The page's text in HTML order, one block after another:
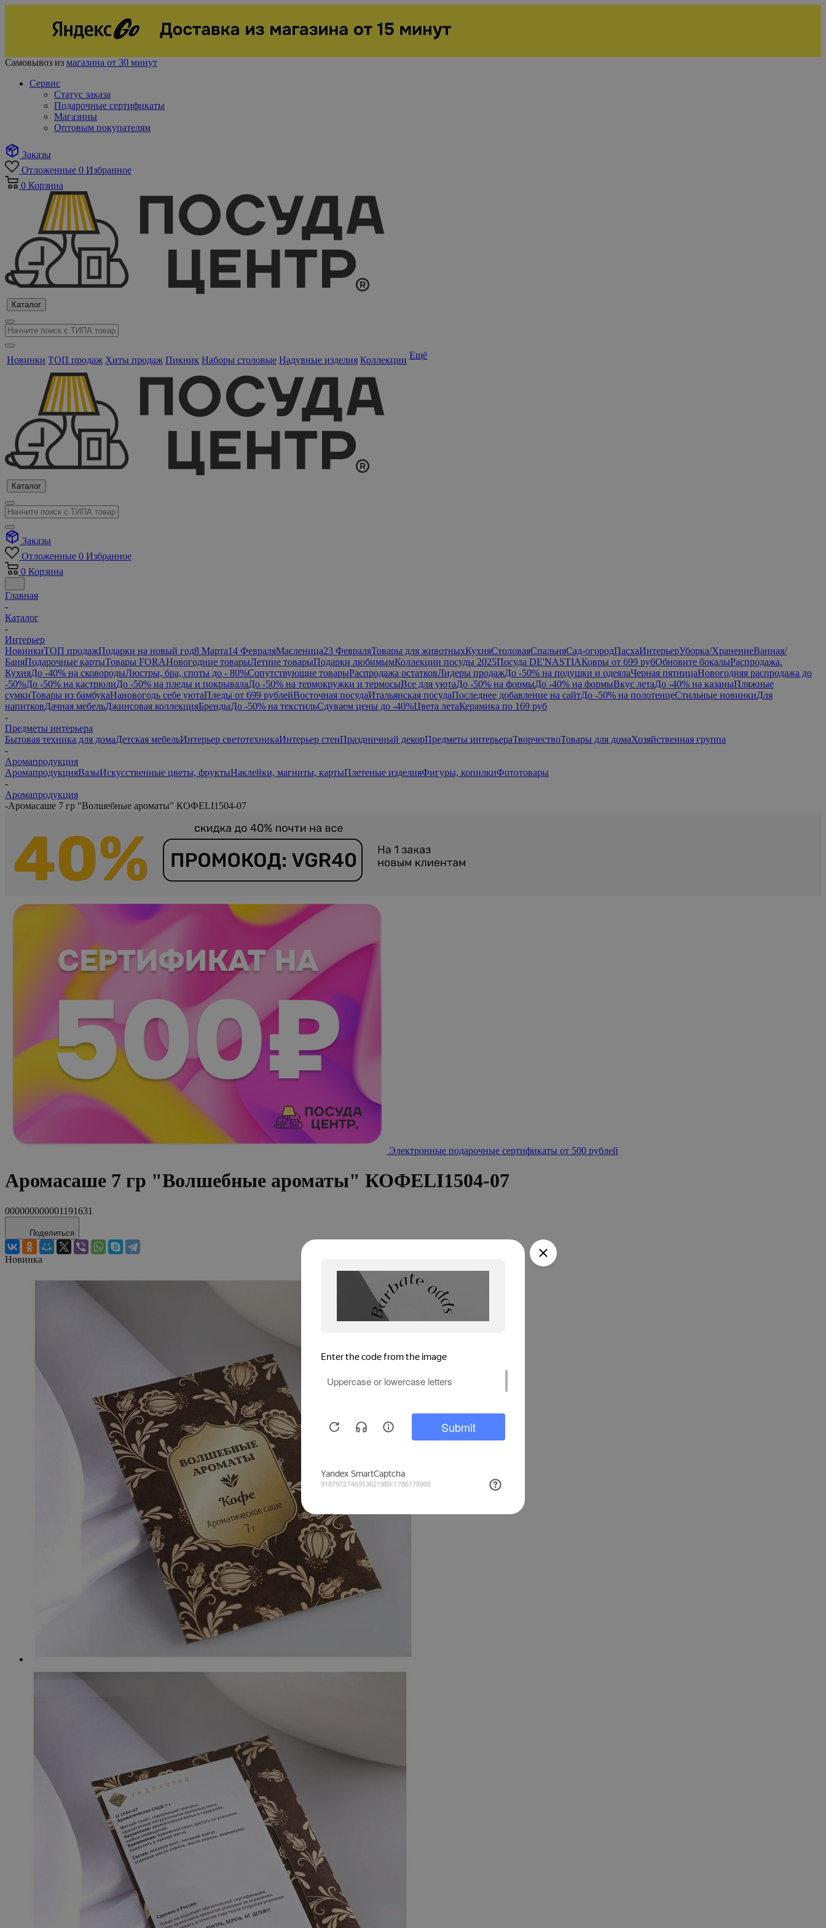
Самовывоз из магазина от 30 минут
Сервис
Статус заказа
Подарочные сертификаты
Магазины
Оптовым покупателям
Заказы
Отложенные 0 Избранное
0 Корзина
Каталог
Новинки ТОП продаж Хиты продаж Пикник Наборы столовые Надувные изделия Коллекции Ещё
Каталог
Заказы
Отложенные 0 Избранное
0 Корзина
Главная
-
Каталог
-
Интерьер
НовинкиТОП продажПодарки на новый год8 Марта14 ФевраляМасленица23 ФевраляТовары для животныхКухняСтоловаяСпальняСад-огородПасхаИнтерьерУборка/ХранениеВанная/
БаняПодарочные картыТовары FORAНовогодние товарыЛетние товарыПодарки любимымКоллекции посуды 2025Посуда DE'NASTIAКовры от 699 рубОбновите бокалыРаспродажа.
КухняДо -40% на сковородыЛюстры, бра, споты до - 80%Сопутствующие товарыРаспродажа остатковЛидеры продажДо -50% на подушки и одеялаЧерная пятницаНовогодняя распродажа до
-50%До -50% на кастрюлиДо -50% на пледы и покрывалаДо -50% на термокружки и термосыВсе для уютаДо -50% на формыДо -40% на формыВкус летаДо -40% на казаныПляжные
сумкиТовары из бамбукаНановогодь себе уютаПледы от 699 рублейВосточная посудаИтальянская посудаПоследнее добавление на сайтДо -50% на полотенцеСтильные новинкиДля
напитковДачная мебельДжинсовая коллекцияБрендыДо -50% на текстильСдуваем цены до -40%Цвета летаКерамика по 169 руб
-
Предметы интерьера
Бытовая техника для домаДетская мебельИнтерьер светотехникаИнтерьер стенПраздничный декорПредметы интерьераТворчествоТовары для домаХозяйственная группа
-
Аромапродукция
АромапродукцияВазыИскусственные цветы, фруктыНаклейки, магниты, картыПлетеные изделияФигуры, копилкиФототовары
-
Аромапродукция
-Аромасаше 7 гр "Волшебные ароматы" КОФЕLI1504-07
Электронные подарочные сертификаты от 500 рублей
Аромасаше 7 гр "Волшебные ароматы" КОФЕLI1504-07
000000000001191631
Поделиться
Новинка